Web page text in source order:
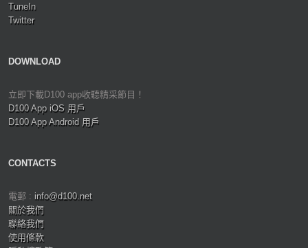
TuneIn
Twitter
DOWNLOAD
立即下載D100 app收聽精采節目！
D100 App iOS 用戶
D100 App Android 用戶
CONTACTS
電郵 : info@d100.net
關於我們
聯絡我們
使用條款